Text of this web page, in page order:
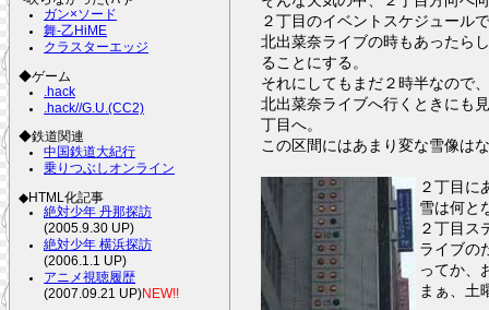
ガン×ソード
舞-乙HiME
クラスターエッジ
◆ゲーム
.hack
.hack//G.U.(CC2)
◆鉄道関連
中国鉄道大紀行
乗りつぶしオンライン
◆HTML化記事
絶対少年 丹那探訪
(2005.9.30 UP)
絶対少年 横浜探訪
(2006.1.1 UP)
アニメ視聴履歴
(2007.09.21 UP)NEW!!
２丁目のイベントスケジュール
北出菜奈ライブの時もあったら
ることにする。
それにしてもまだ２時半なので
北出菜奈ライブへ行くときにも
丁目へ。
この区間にはあまり変な雪像は
２丁目に
雪は何と
２丁目ス
ライブの
ってか、
まぁ、土